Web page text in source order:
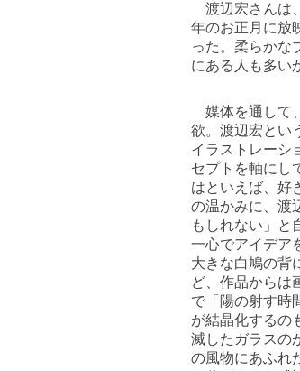
渡辺宏さんは
年のお正月に放
った。柔らかな
にある人も多い
媒体を通して
欲。渡辺宏とい
イラストレーシ
セプトを軸にし
はといえば、好
の温かみに、渡
もしれない」と
一心でアイデア
大きな白鳩の背
ど、作品からは
で「陽の射す時
が結晶化するの
滅したガラスの
の風物にあふれ